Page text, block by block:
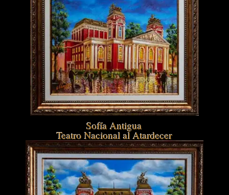
Sofía Antigua
Teatro Nacional al Atardecer